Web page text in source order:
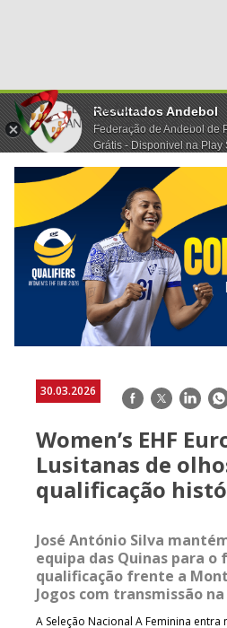
Resultados Andebol
Federação de Andebol de
Grátis - Disponivel na Play
30.03.2026 Facebook
Twitter
Women’s EHF
Lusitanas de
qualificação
José António Silva
equipa das Quinas para o
qualificação frente a
Jogos com transmissão na
A Seleção Nacional A Feminina